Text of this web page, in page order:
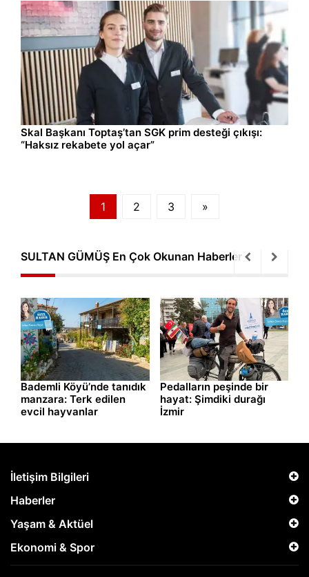
Gündem 06.08.2026 15:25
Skal Başkanı Toptaş’tan SGK prim desteği çıkışı:
“Haksız rekabete yol açar”
1 2 3 »
SULTAN GÜMÜŞ En Çok Okunan Haberler
Bademli Köyü’nde tanıdık
manzara: Terk edilen
evcil hayvanlar
Pedalların peşinde bir
hayat: Şimdiki durağı
İzmir
İletişim Bilgileri
Haberler
Yaşam & Aktüel
Ekonomi & Spor